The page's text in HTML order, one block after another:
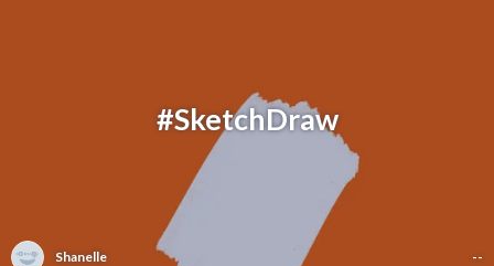
#SketchDraw
Shanelle --